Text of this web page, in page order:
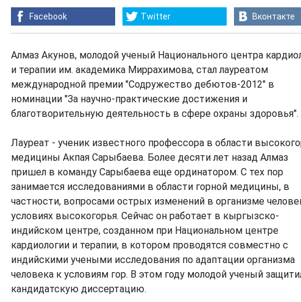
Facebook Twitter Вконтакте
Алмаз Акунов, молодой ученый Национального центра
и терапии им. академика Миррахимова, стал лауреатом
международной премии "Содружество дебютов-2012" в
номинации "За научно-практические достижения и
благотворительную деятельность в сфере охраны здоровья".
Лауреат - ученик известного профессора в области
медицины Акпая Сарыбаева. Более десяти лет назад Алмаз
пришел в команду Сарыбаева еще ординатором. С тех пор
занимается исследованиями в области горной медицины, в
частности, вопросами острых изменений в организме
условиях высокогорья. Сейчас он работает в кыргызско-
индийском центре, созданном при Национальном центре
кардиологии и терапии, в котором проводятся совместно с
индийскими учеными исследования по адаптации организма
человека к условиям гор. В этом году молодой ученый
кандидатскую диссертацию.